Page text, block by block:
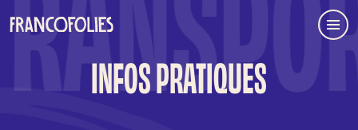
Menu
INFOS PRATIQUES